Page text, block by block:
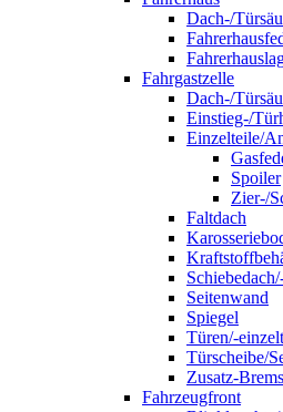
Dach-/
Fahrgastzelle
Dach-/
Einstieg-/
Einzelteile/
Spoiler
Zier-/
Faltdach
Seitenwand
Spiegel
Türen/-
Türscheibe/
Zusatz-
Fahrzeugfront